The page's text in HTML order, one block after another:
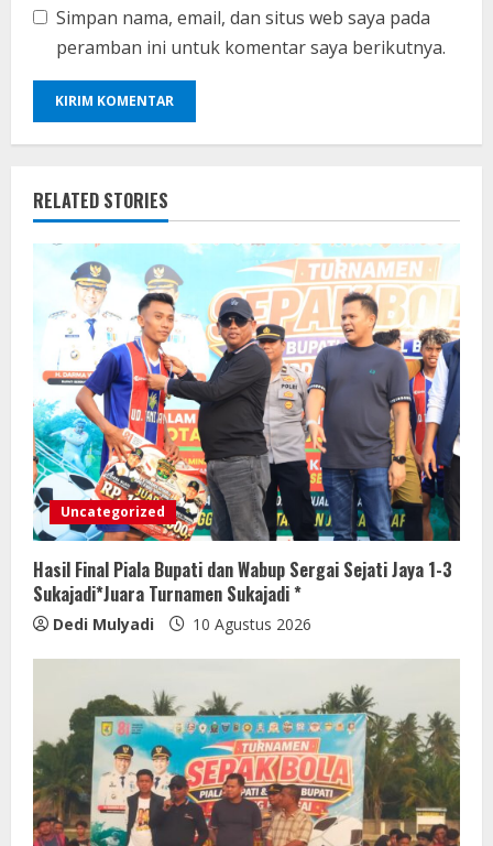
Simpan nama, email, dan situs web saya pada
peramban ini untuk komentar saya berikutnya.
RELATED STORIES
Uncategorized
Hasil Final Piala Bupati dan Wabup Sergai Sejati Jaya 1-3
Sukajadi*Juara Turnamen Sukajadi *
Dedi Mulyadi 10 Agustus 2026